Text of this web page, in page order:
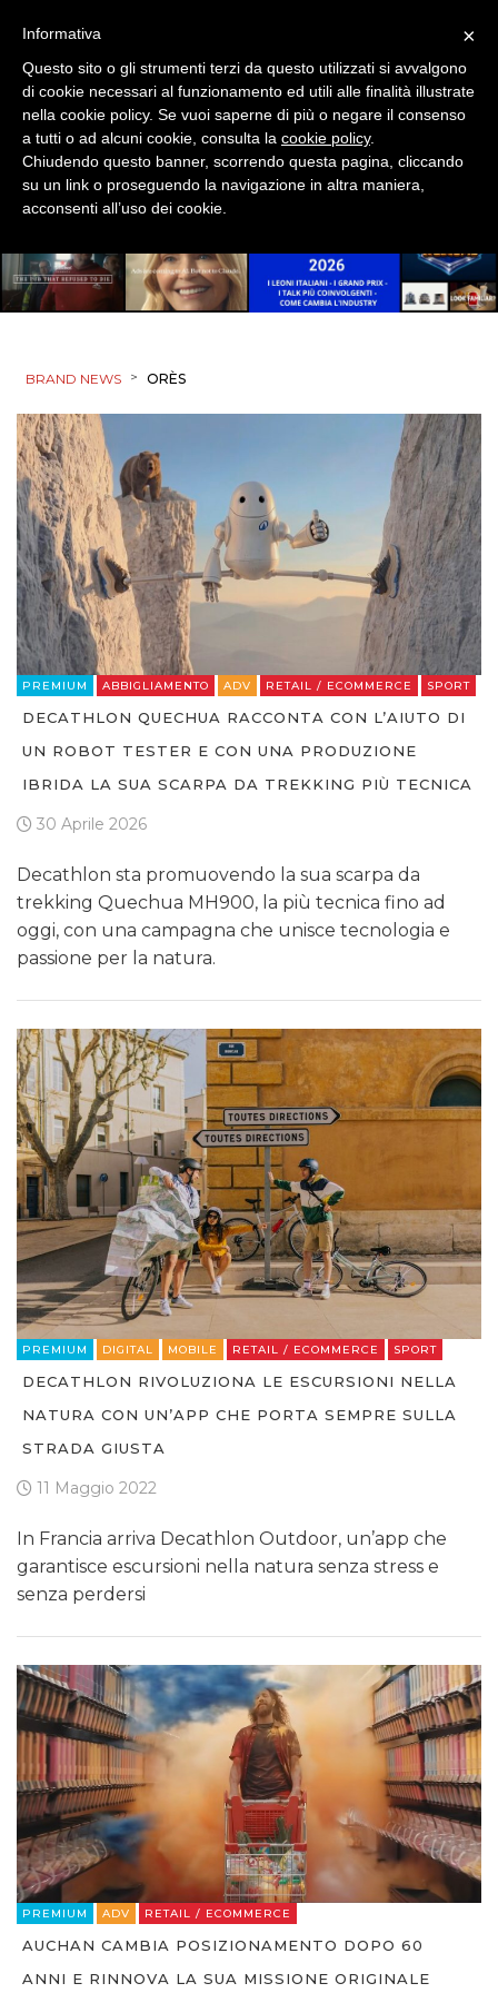
DATI
RICERCHE
PREVISIONI/SCENARI
NORMATIVE
CASE HISTORY
OPINIONI
BRAND NEWS > ORÈS
PREMIUM ABBIGLIAMENTO ADV RETAIL / ECOMMERCE SPORT
DECATHLON QUECHUA RACCONTA CON L’AIUTO DI
UN ROBOT TESTER E CON UNA PRODUZIONE
IBRIDA LA SUA SCARPA DA TREKKING PIÙ TECNICA
30 Aprile 2026
Decathlon sta promuovendo la sua scarpa da
trekking Quechua MH900, la più tecnica fino ad
oggi, con una campagna che unisce tecnologia e
passione per la natura.
PREMIUM DIGITAL MOBILE RETAIL / ECOMMERCE SPORT
DECATHLON RIVOLUZIONA LE ESCURSIONI NELLA
NATURA CON UN’APP CHE PORTA SEMPRE SULLA
STRADA GIUSTA
11 Maggio 2022
In Francia arriva Decathlon Outdoor, un’app che
garantisce escursioni nella natura senza stress e
senza perdersi
PREMIUM ADV RETAIL / ECOMMERCE
AUCHAN CAMBIA POSIZIONAMENTO DOPO 60
ANNI E RINNOVA LA SUA MISSIONE ORIGINALE
×
Informativa
Questo sito o gli strumenti terzi da questo utilizzati si avvalgono
di cookie necessari al funzionamento ed utili alle finalità illustrate
nella cookie policy. Se vuoi saperne di più o negare il consenso
a tutti o ad alcuni cookie, consulta la cookie policy.
Chiudendo questo banner, scorrendo questa pagina, cliccando
su un link o proseguendo la navigazione in altra maniera,
acconsenti all’uso dei cookie.